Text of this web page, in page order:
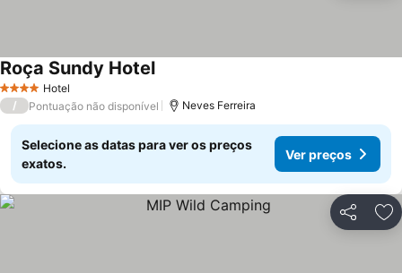
4 EstrelasHotel
Roça Sundy HotelVer preços
/ Pontuação não disponível Neves Ferreira
Selecione as datas para ver os preços
exatos.
Ver preços
Partilhar